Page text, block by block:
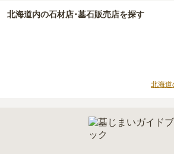
北海道内の石材店･墓石販売店を探す
北海道